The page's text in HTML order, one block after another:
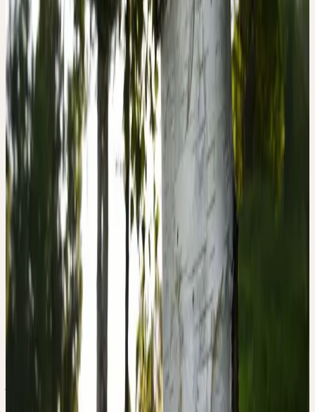
rénale et favorise une connexion plus profonde avec la vie.
BETULA PENDULA
Bouleau
, Hänge-Birke
Famille
Betulaceae (Bétulacées)
Hauteur
Bis 30 m (Baum)
Floraison
Avril–mai
Mois de récolte
Mai
Habitat
Forêts claires, bordures de tourbières, surfaces pionnières ;
peu exigeant, préfère les sols sablonneux
Répartition
Europe, Asie occidentale ; fréquent en Suisse jusqu'à
2000 m
Approvisionnement CeresCueillette sauvage CH
Partie utiliséeJeunes feuilles
Noms communs Hänge-Birke, Sandbirke, Weissbirke, Silver Birch
Signature & Action
DE LA FORME AU POUVOIR DE
GUÉRISON
La danse, c'est le rythme, l'oscillation, la vibration. La danse
gracieuse et la forme esthétique sont l'expression de la pure qualité
— d'une force de l'âme qui unit tous les contraires (vie et mort,
jeune et vieux, construction et déconstruction). C'est pourquoi le
bouleau est le remède indiqué lorsque le monde est perçu comme